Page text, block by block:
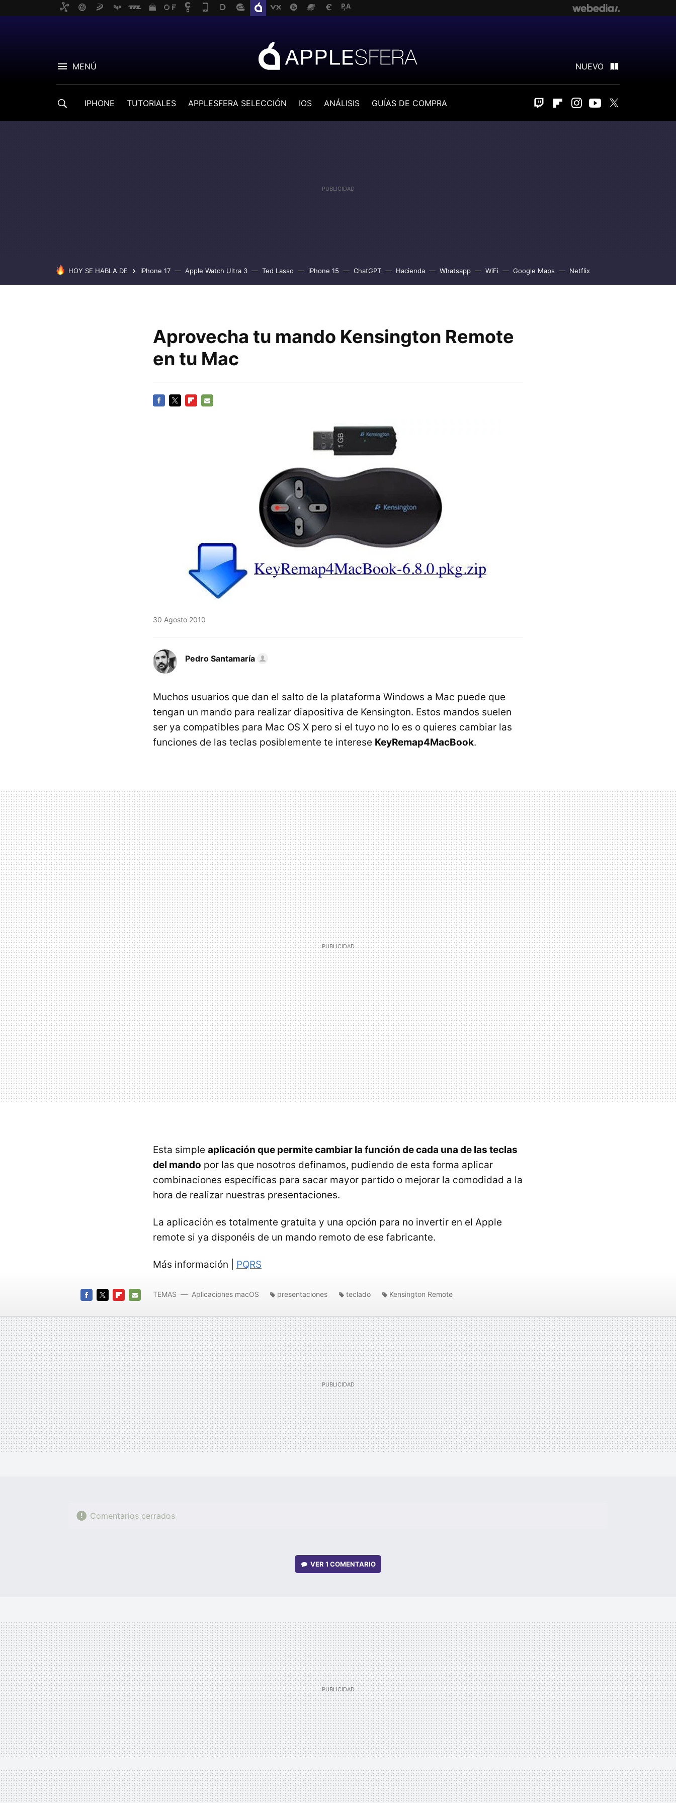
MENÚ NUEVO
IPHONE TUTORIALES APPLESFERA SELECCIÓN IOS ANÁLISIS GUÍAS DE COMPRA Twitch FlipboardInstagram
Youtube
HOY SE HABLA DE iPhone 17 Apple Watch Ultra 3 Ted Lasso iPhone 15 ChatGPT Hacienda Whatsapp WiFi Google Maps Netflix
Aprovecha tu mando Kensington Remote
en tu Mac
30 Agosto 2010
Pedro Santamaría
Muchos usuarios que dan el salto de la plataforma Windows a Mac puede que
tengan un mando para realizar diapositiva de Kensington. Estos mandos suelen
ser ya compatibles para Mac OS X pero si el tuyo no lo es o quieres cambiar las
funciones de las teclas posiblemente te interese KeyRemap4MacBook.
Esta simple aplicación que permite cambiar la función de cada una de las teclas
del mando por las que nosotros definamos, pudiendo de esta forma aplicar
combinaciones específicas para sacar mayor partido o mejorar la comodidad a la
hora de realizar nuestras presentaciones.
La aplicación es totalmente gratuita y una opción para no invertir en el Apple
remote si ya disponéis de un mando remoto de ese fabricante.
Más información | PQRS
MAIL
TEMAS Aplicaciones macOS presentaciones teclado Kensington Remote
Comentarios cerrados
VER 1 COMENTARIO